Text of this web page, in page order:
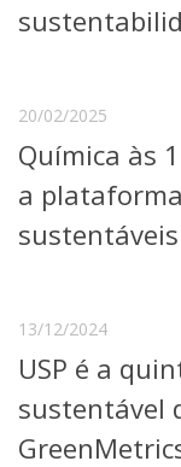
Segurança,
RH,
Comunicação
Assessorias e
Agenda de
20/02/2025
Química às
a
sustentáveis
13/12/2024
USP é a
sustentável